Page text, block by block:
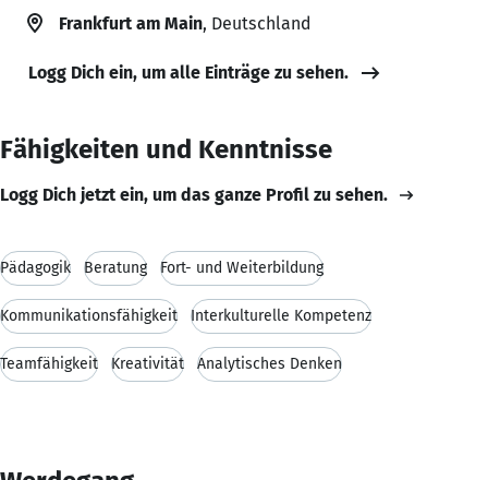
Frankfurt am Main, Deutschland
Logg Dich ein, um alle Einträge zu sehen.
Fähigkeiten und Kenntnisse
Logg Dich jetzt ein, um das ganze Profil zu sehen.
Pädagogik Beratung Fort- und Weiterbildung
Kommunikationsfähigkeit Interkulturelle Kompetenz
Teamfähigkeit Kreativität Analytisches Denken